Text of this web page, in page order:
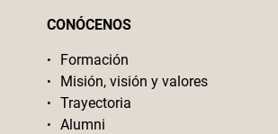
CONÓCENOS
Formación
Misión, visión y valores
Trayectoria
Alumni